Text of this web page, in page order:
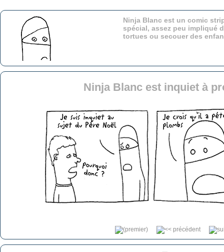
Ninja Blanc est un comic
spécial, assez peu impliqué
tortues ou secouer des
Ninja Blanc est inquiet à